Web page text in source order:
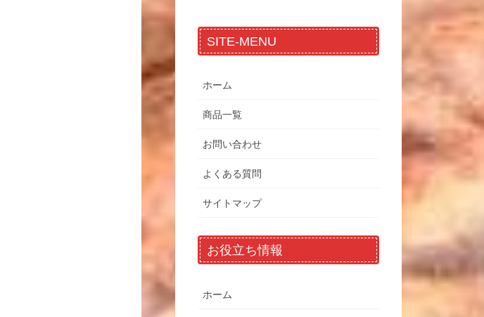
SITE-MENU
ホーム
商品一覧
お問い合わせ
よくある質問
サイトマップ
お役立ち情報
ホーム